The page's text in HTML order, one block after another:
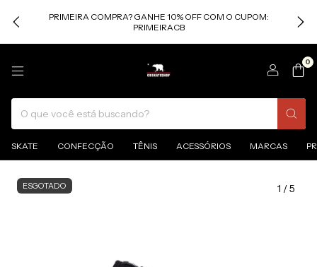
PRIMEIRA COMPRA? GANHE 10% OFF COM O CUPOM:
PRIMEIRACB
0
SKATE CONFECÇÃO TÊNIS ACESSÓRIOS MARCAS
ESGOTADO 1 /5